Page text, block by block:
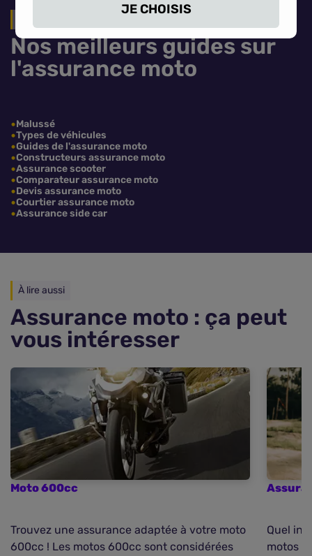
Nos meilleurs guides sur
l'assurance moto
Malussé
Types de véhicules
Guides de l'assurance moto
Constructeurs assurance moto
Assurance scooter
Comparateur assurance moto
Devis assurance moto
Courtier assurance moto
Assurance side car
À lire aussi
Assurance moto : ça peut
vous intéresser
Moto 600cc
Trouvez une assurance adaptée à votre moto
600cc ! Les motos 600cc sont considérées
Quel
motos
JE CHOISIS